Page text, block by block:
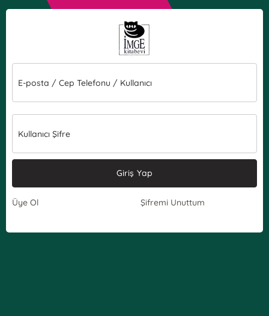
E-posta / Cep Telefonu / Kullanıcı
Kullanıcı Şifre
Giriş Yap
Üye Ol Şifremi Unuttum